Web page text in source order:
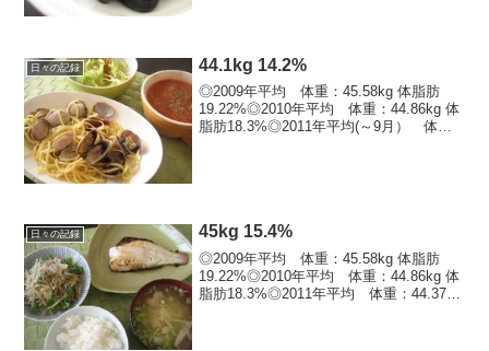
日々の記録 44.1kg 14.2%
◎2009年平均 体重：45.58kg 体脂肪
19.22%◎2010年平均 体重：44.86kg 体
脂肪18.3%◎2011年平均(～9月） 体
日々の記録 45kg 15.4%
◎2009年平均 体重：45.58kg 体脂肪
19.22%◎2010年平均 体重：44.86kg 体
脂肪18.3%◎2011年平均 体重：44.37kg